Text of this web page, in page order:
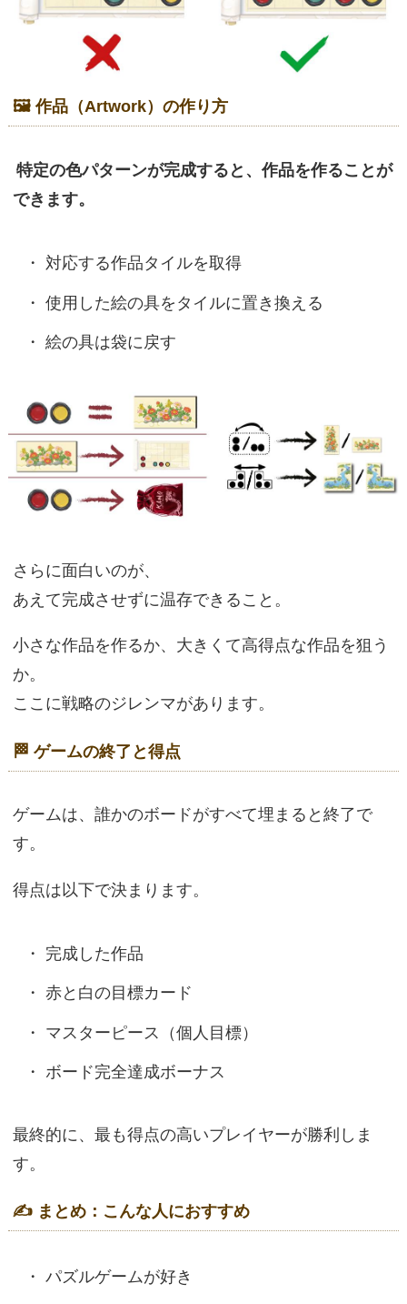
🖼 作品（Artwork）の作り方
特定の色パターンが完成すると、作品を作ることが
できます。
対応する作品タイルを取得
使用した絵の具をタイルに置き換える
絵の具は袋に戻す
さらに面白いのが、
あえて完成させずに温存できること。
小さな作品を作るか、大きくて高得点な作品を狙う
か。
ここに戦略のジレンマがあります。
🏁 ゲームの終了と得点
ゲームは、誰かのボードがすべて埋まると終了で
す。
得点は以下で決まります。
完成した作品
赤と白の目標カード
マスターピース（個人目標）
ボード完全達成ボーナス
最終的に、最も得点の高いプレイヤーが勝利しま
す。
✍️ まとめ：こんな人におすすめ
パズルゲームが好き